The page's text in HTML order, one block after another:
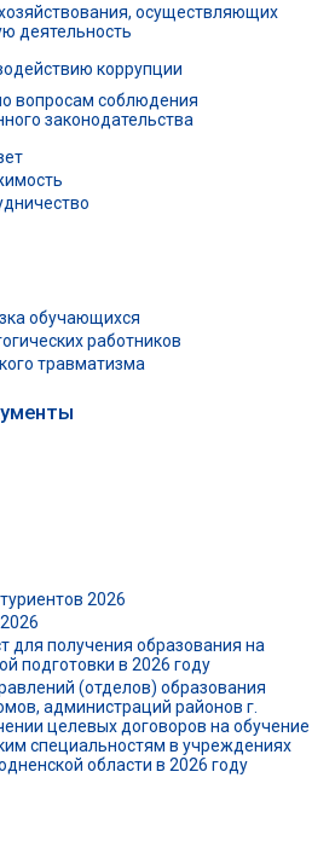
осуществляющих
деятельность
коррупции
вопросам соблюдения
законодательства
обучающихся
работников
травматизма
2026
для получения образования на
подготовки в 2026 году
(отделов) образования
администраций районов г.
целевых договоров на обучение
специальностям в учреждениях
области в 2026 году